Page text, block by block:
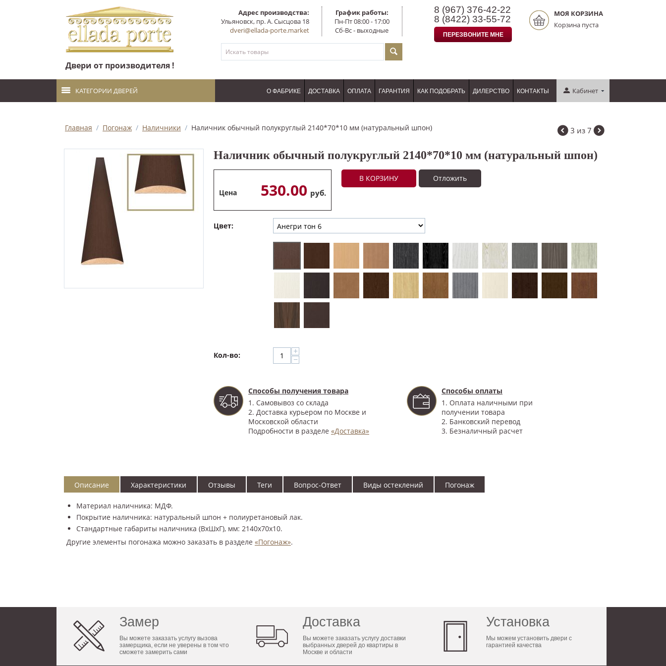
Двери от производителя !
Адрес производства:
Ульяновск, пр. А. Сысцова 18
dveri@ellada-porte.market
График работы:
Пн-Пт 08:00 - 17:00
Сб-Вс - выходные
8 (967) 376-42-22
8 (8422) 33-55-72
ПЕРЕЗВОНИТЕ МНЕ
МОЯ КОРЗИНА
Корзина пуста
КАТЕГОРИИ ДВЕРЕЙ О ФАБРИКЕ ДОСТАВКА ОПЛАТА ГАРАНТИЯ КАК ПОДОБРАТЬ ДИЛЕРСТВО КОНТАКТЫ Кабинет
Главная / Погонаж / Наличники / Наличник обычный полукруглый 2140*70*10 мм (натуральный шпон) 3 из 7
Наличник обычный полукруглый 2140*70*10 мм (натуральный шпон)
Цена 530.00 руб.
В КОРЗИНУ Отложить
Цвет:
Кол-во: +
−
Способы получения товара
1. Самовывоз со склада
2. Доставка курьером по Москве и
Московской области
Подробности в разделе «Доставка»
Способы оплаты
1. Оплата наличными при
получении товара
2. Банковский перевод
3. Безналичный расчет
Описание Характеристики Отзывы Теги Вопрос-Ответ Виды остеклений Погонаж
Материал наличника: МДФ.
Покрытие наличника: натуральный шпон + полиуретановый лак.
Стандартные габариты наличника (ВxШxГ), мм: 2140x70x10.
Другие элементы погонажа можно заказать в разделе «Погонаж».
Замер
Вы можете заказать услугу вызова
замерщика, если не уверены в том что
сможете замерить сами
Доставка
Вы можете заказать услугу доставки
выбранных дверей до квартиры в
Москве и области
Установка
Мы можем установить двери с
гарантией качества